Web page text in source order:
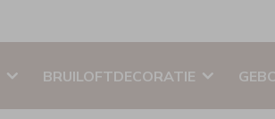
BRUILOFTDECORATIE